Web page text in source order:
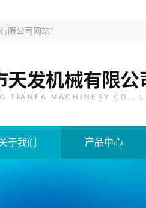
限公司网站！
于我们 产品中心